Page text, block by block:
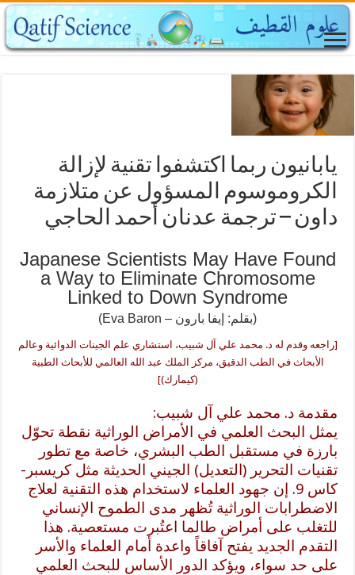
يابانيون ربما اكتشفوا تقنية لإزالة
الكروموسوم المسؤول عن متلازمة
داون – ترجمة عدنان أحمد الحاجي
Japanese Scientists May Have Found
a Way to Eliminate Chromosome
Linked to Down Syndrome
(بقلم: إيفا بارون – Eva Baron)
[راجعه وقدم له د. محمد علي آل شبيب، استشاري علم الجينات الدوائية وعالم
الأبحاث في الطب الدقيق، مركز الملك عبد الله العالمي للأبحاث الطبية
(كيمارك)]
مقدمة د. محمد علي آل شبيب:
يمثل البحث العلمي في الأمراض الوراثية نقطة تحوّل
بارزة في مستقبل الطب البشري، خاصة مع تطور
تقنيات التحرير (التعديل) الجيني الحديثة مثل كريسبر-
كاس 9. إن جهود العلماء لاستخدام هذه التقنية لعلاج
الاضطرابات الوراثية تُظهر مدى الطموح الإنساني
للتغلب على أمراض طالما اعتُبرت مستعصية. هذا
التقدم الجديد يفتح آفاقاً واعدة أمام العلماء والأسر
على حد سواء، ويؤكد الدور الأساس للبحث العلمي